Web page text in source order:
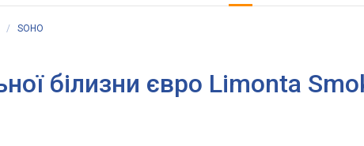
/ SOHO
білизни євро Limonta